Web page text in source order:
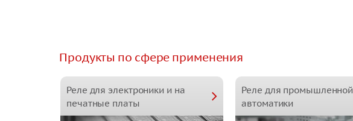
Продукты по сфере применения
Реле для электроники и на
печатные платы
Реле для промышленной
автоматики